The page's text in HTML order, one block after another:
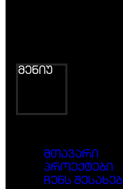
მენიუ
მთავარი
პროექტები
ჩენს შესახებ